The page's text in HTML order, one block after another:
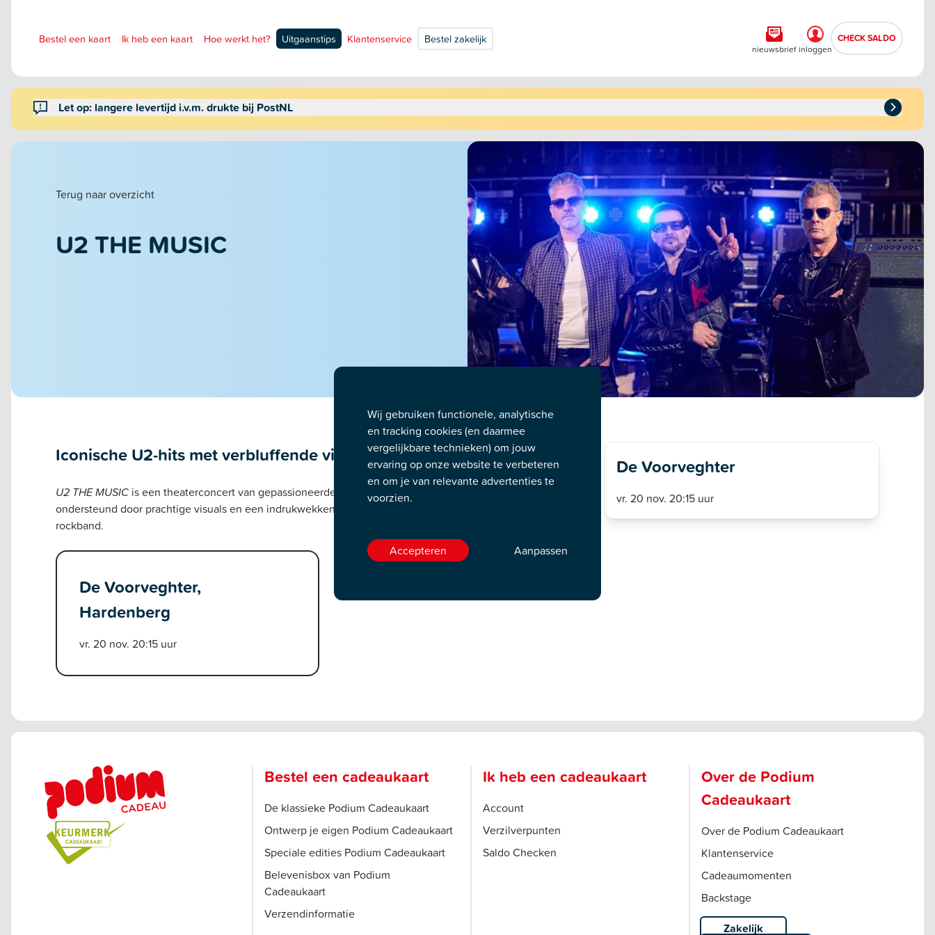
Bestel een kaart Ik heb een kaart Hoe werkt het? Uitgaanstips Klantenservice Bestel zakelijk
nieuwsbrief inloggen
CHECK SALDO
Let op: langere levertijd i.v.m. drukte bij PostNL
Terug naar overzicht
U2 THE MUSIC
Iconische U2-hits met verbluffende visuals en lichtshow
U2 THE MUSIC is een theaterconcert van gepassioneerde fans die iconische nummers van U2 uitvoeren,
ondersteund door prachtige visuals en een indrukwekkende lichtshow als eerbetoon aan de legendarische Ierse
rockband.
De Voorveghter,
Hardenberg
vr. 20 nov. 20:15 uur
De Voorveghter
vr. 20 nov. 20:15 uur
Bestel een cadeaukaart
De klassieke Podium Cadeaukaart
Ontwerp je eigen Podium Cadeaukaart
Speciale edities Podium Cadeaukaart
Belevenisbox van Podium
Cadeaukaart
Verzendinformatie
Ik heb een cadeaukaart
Account
Verzilverpunten
Saldo Checken
Over de Podium
Cadeaukaart
Over de Podium Cadeaukaart
Klantenservice
Cadeaumomenten
Backstage
Zakelijk
Wij gebruiken functionele, analytische
en tracking cookies (en daarmee
vergelijkbare technieken) om jouw
ervaring op onze website te verbeteren
en om je van relevante advertenties te
voorzien.
Accepteren Aanpassen